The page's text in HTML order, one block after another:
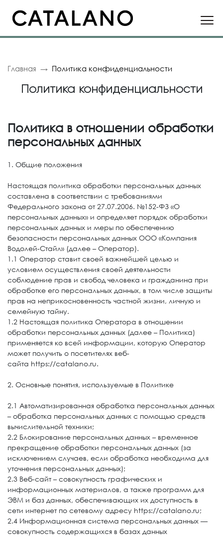
Главная Политика конфиденциальности
Политика конфиденциальности
Политика в отношении обработки
персональных данных
1. Общие положения
Настоящая политика обработки персональных данных
составлена в соответствии с требованиями
Федерального закона от 27.07.2006. №152-ФЗ «О
персональных данных» и определяет порядок обработки
персональных данных и меры по обеспечению
безопасности персональных данных ООО «Компания
Водолей-Стайл» (далее – Оператор).
1.1 Оператор ставит своей важнейшей целью и
условием осуществления своей деятельности
соблюдение прав и свобод человека и гражданина при
обработке его персональных данных, в том числе защиты
прав на неприкосновенность частной жизни, личную и
семейную тайну.
1.2 Настоящая политика Оператора в отношении
обработки персональных данных (далее – Политика)
применяется ко всей информации, которую Оператор
может получить о посетителях веб-
сайта https://catalano.ru.
2. Основные понятия, используемые в Политике
2.1 Автоматизированная обработка персональных данных
– обработка персональных данных с помощью средств
вычислительной техники;
2.2 Блокирование персональных данных – временное
прекращение обработки персональных данных (за
исключением случаев, если обработка необходима для
уточнения персональных данных);
2.3 Веб-сайт – совокупность графических и
информационных материалов, а также программ для
ЭВМ и баз данных, обеспечивающих их доступность в
сети интернет по сетевому адресу https://catalano.ru;
2.4 Информационная система персональных данных —
совокупность содержащихся в базах данных